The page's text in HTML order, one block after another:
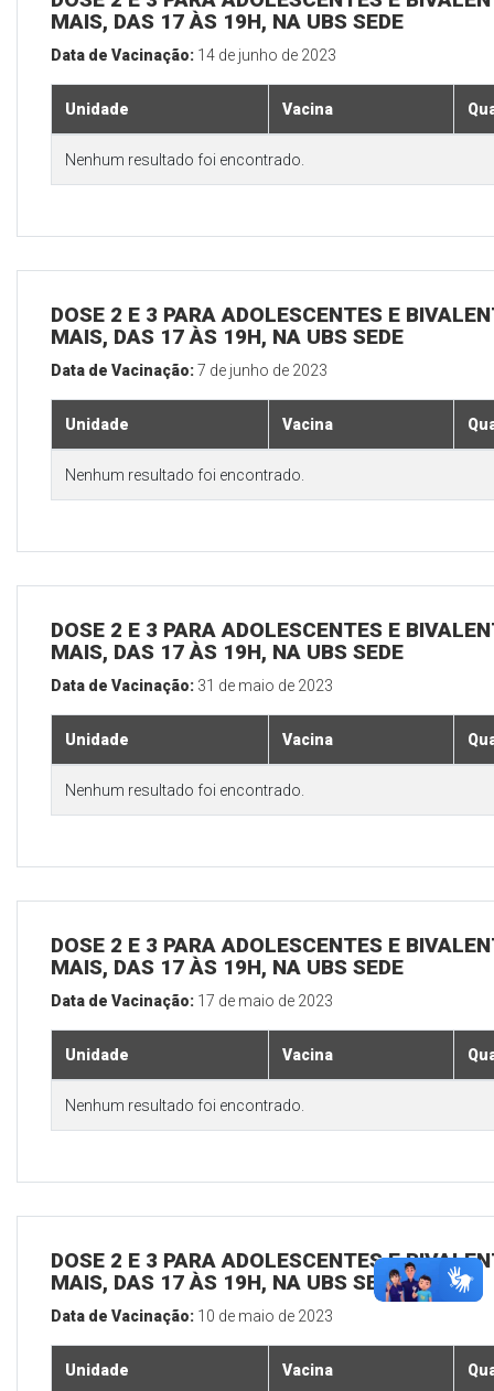
MAIS, DAS 17 ÀS 19H, NA UBS SEDE
Data de Vacinação: 14 de junho de 2023
Unidade Vacina
Nenhum resultado foi encontrado.
DOSE 2 E 3 PARA ADOLESCENTES E
MAIS, DAS 17 ÀS 19H, NA UBS SEDE
Data de Vacinação:7 de junho de 2023
Unidade Vacina
Nenhum resultado foi encontrado.
DOSE 2 E 3 PARA ADOLESCENTES E
MAIS, DAS 17 ÀS 19H, NA UBS SEDE
Data de Vacinação: 31 de maio de 2023
Unidade Vacina
Nenhum resultado foi encontrado.
DOSE 2 E 3 PARA ADOLESCENTES E
MAIS, DAS 17 ÀS 19H, NA UBS SEDE
Data de Vacinação: 17 de maio de 2023
Unidade Vacina
Nenhum resultado foi encontrado.
DOSE 2 E 3 PARA ADOLESCENTES E
MAIS, DAS 17 ÀS 19H, NA UBS SEDE
Data de Vacinação: 10 de maio de 2023
Unidade Vacina